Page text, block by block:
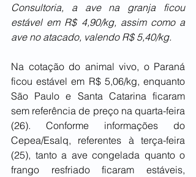
Consultoria, a ave na granja ficou
estável em R$ 4,90/kg, assim como a
ave no atacado, valendo R$ 5,40/kg.
Na cotação do animal vivo, o Paraná
ficou estável em R$ 5,06/kg, enquanto
São Paulo e Santa Catarina ficaram
sem referência de preço na quarta-feira
(26). Conforme informações do
Cepea/Esalq, referentes à terça-feira
(25), tanto a ave congelada quanto o
frango resfriado ficaram estáveis,